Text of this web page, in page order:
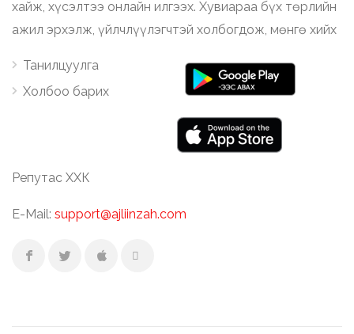
хайж, хүсэлтээ онлайн илгээх. Хувиараа бүх төрлийн
ажил эрхэлж, үйлчлүүлэгчтэй холбогдож, мөнгө хийх
Танилцуулга
Холбоо барих
Репутас ХХК
E-Mail: support@ajliinzah.com